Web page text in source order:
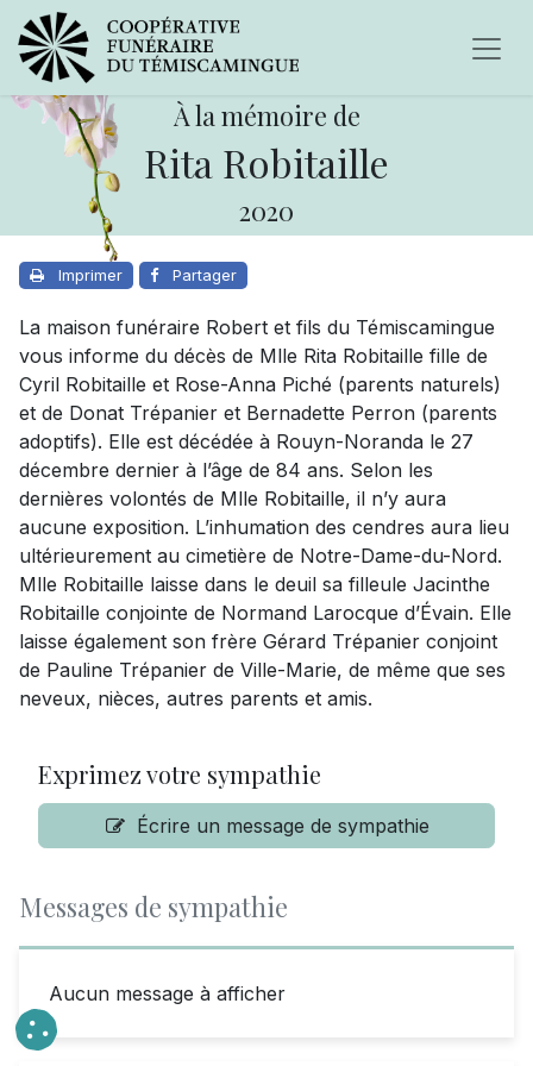
À la mémoire de
Rita Robitaille
2020
Imprimer Partager
La maison funéraire Robert et fils du Témiscamingue
vous informe du décès de Mlle Rita Robitaille fille de
Cyril Robitaille et Rose-Anna Piché (parents naturels)
et de Donat Trépanier et Bernadette Perron (parents
adoptifs). Elle est décédée à Rouyn-Noranda le 27
décembre dernier à l’âge de 84 ans. Selon les
dernières volontés de Mlle Robitaille, il n’y aura
aucune exposition. L’inhumation des cendres aura lieu
ultérieurement au cimetière de Notre-Dame-du-Nord.
Mlle Robitaille laisse dans le deuil sa filleule Jacinthe
Robitaille conjointe de Normand Larocque d’Évain. Elle
laisse également son frère Gérard Trépanier conjoint
de Pauline Trépanier de Ville-Marie, de même que ses
neveux, nièces, autres parents et amis.
Exprimez votre sympathie
Écrire un message de sympathie
Messages de sympathie
Aucun message à afficher